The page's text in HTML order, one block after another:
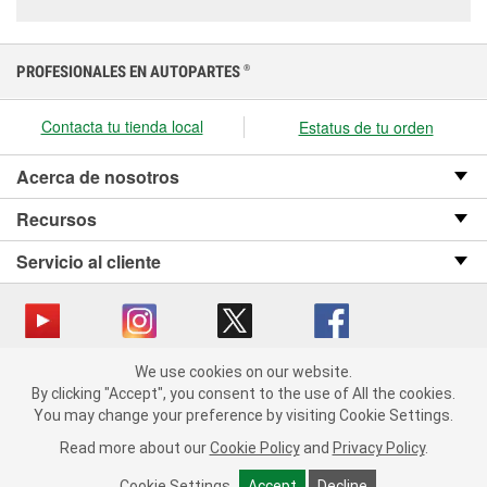
We use cookies on our website. By clicking "Accept", you consent
to the use of All the cookies.
You may change your preference by visiting Cookie Settings.
Read more about our Cookie Policy and Privacy Policy.
PROFESIONALES EN AUTOPARTES ®
Contacta tu tienda local Estatus de tu orden
Acerca de nosotros
Recursos
Servicio al cliente
Copyright © 2008-2026 O’Reilly Auto Parts v OST_3.2.0.0.729 (3) cv1361
catalog_main
Política de privacidad
Ley de transparencia en las cadenas de suministro
de California
We use cookies on our website.
By clicking "Accept", you consent to the use of All the cookies.
You may change your preference by visiting Cookie Settings.
Read more about our Cookie Policy and Privacy Policy.